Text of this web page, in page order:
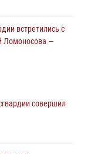
встретились с
Ломоносова —
совершил